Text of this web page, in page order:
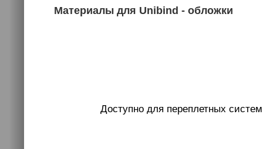
Материалы для Unibind - обложки
Доступно для переплетных